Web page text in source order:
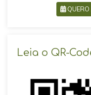
QUERO
Leia o QR-